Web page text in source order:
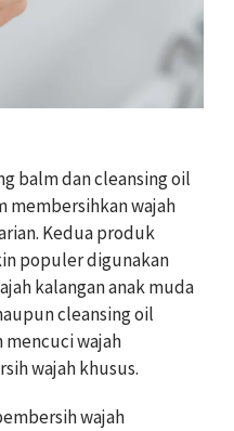
balm dan cleansing oil
membersihkan wajah
Kedua produk
populer digunakan
kalangan anak muda
cleansing oil
mencuci wajah
wajah khusus.
wajah